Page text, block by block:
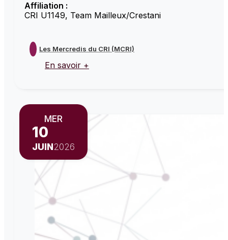
Affiliation :
CRI U1149, Team Mailleux/Crestani
Les Mercredis du CRI (MCRI)
En savoir +
MER
10
JUIN2026